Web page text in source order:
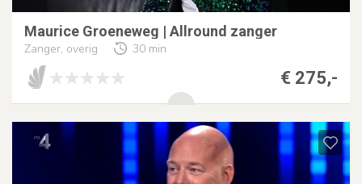
Maurice Groeneweg | Allround zanger
Zanger, overig 30 min
€ 275,-